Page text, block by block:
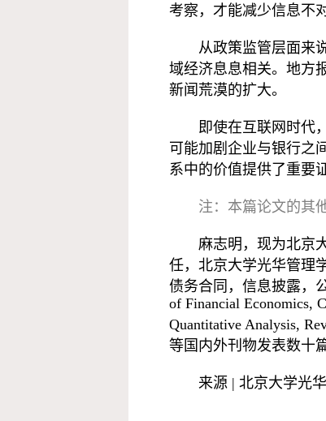
考察，才能减少信息不
从政策监管层面来
域经济息息相关。地方
新闻荒漠的扩大。
即使在互联网时代
可能加剧企业与银行之
系中的价值提供了重要
注：本篇论文的其
麻志明，现为北京
任，北京大学光华管理
债务合同，信息披露，
of Financial Economics,
Quantitative Analysis,
等国内外刊物发表数十
来源 | 北京大学光